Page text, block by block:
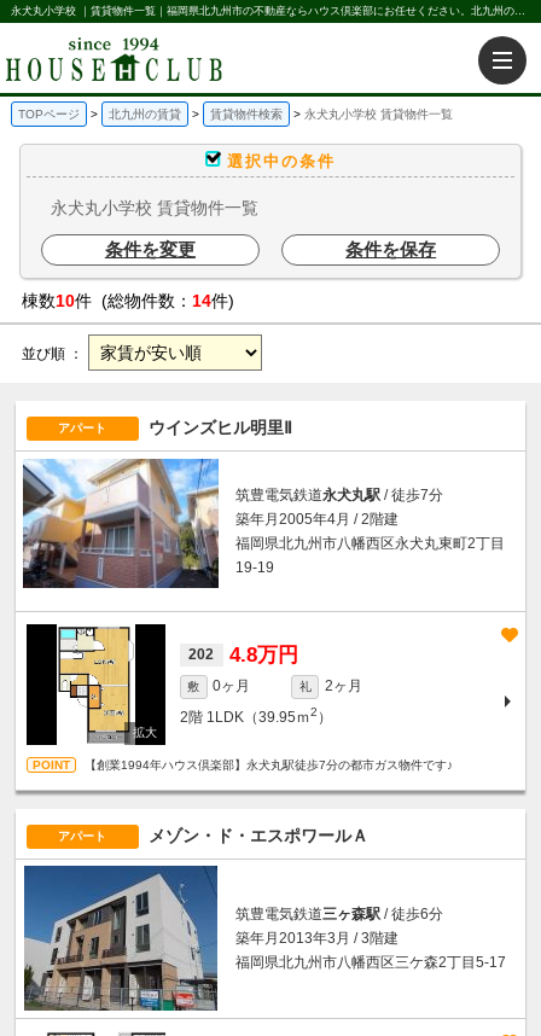
永犬丸小学校 ｜賃貸物件一覧｜福岡県北九州市の不動産ならハウス倶楽部にお任せください。北九州の賃貸・売買・不動産買取などを不動産に関することならなんでもお任せ。
TOPページ 北九州の賃貸 賃貸物件検索 永犬丸小学校 賃貸物件一覧
選択中の条件
永犬丸小学校 賃貸物件一覧
条件を変更 条件を保存
棟数10件 (総物件数： 14件)
並び順 ：
アパート ウインズヒル明里Ⅱ
筑豊電気鉄道永犬丸駅 / 徒歩7分
築年月2005年4月 / 2階建
福岡県北九州市八幡西区永犬丸東町2丁目
19-19
202 4.8万円
敷 0ヶ月 礼
2ヶ月
2階 1LDK（39.95ｍ2 ）
【創業1994年ハウス倶楽部】永犬丸駅徒歩7分の都市ガス物件です♪
アパート メゾン・ド・エスポワールＡ
筑豊電気鉄道三ヶ森駅 / 徒歩6分
築年月2013年3月 / 3階建
福岡県北九州市八幡西区三ケ森2丁目5-17